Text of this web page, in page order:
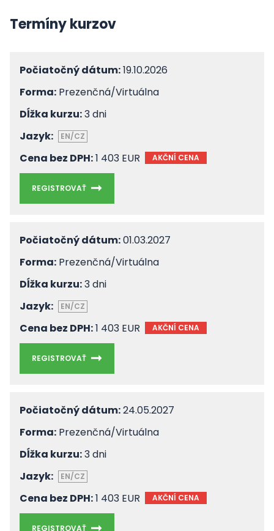
Termíny kurzov
Počiatočný dátum:19.10.2026
Forma: Prezenčná/Virtuálna
Dĺžka kurzu:3 dni
Jazyk:
EN/CZ
Cena bez DPH:1 403 EUR AKČNÍ CENA
REGISTROVAŤ
Počiatočný dátum:01.03.2027
Forma: Prezenčná/Virtuálna
Dĺžka kurzu:3 dni
Jazyk:
EN/CZ
Cena bez DPH:1 403 EUR AKČNÍ CENA
REGISTROVAŤ
Počiatočný dátum:24.05.2027
Forma: Prezenčná/Virtuálna
Dĺžka kurzu:3 dni
Jazyk:
EN/CZ
Cena bez DPH:1 403 EUR AKČNÍ CENA
REGISTROVAŤ